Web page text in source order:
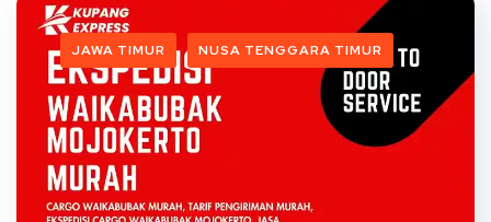
JAWA TIMUR NUSA TENGGARA TIMUR